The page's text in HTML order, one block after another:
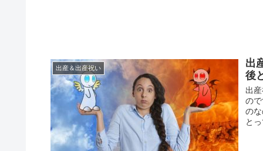
出産＆出産祝い
出
後
出
の
の
と